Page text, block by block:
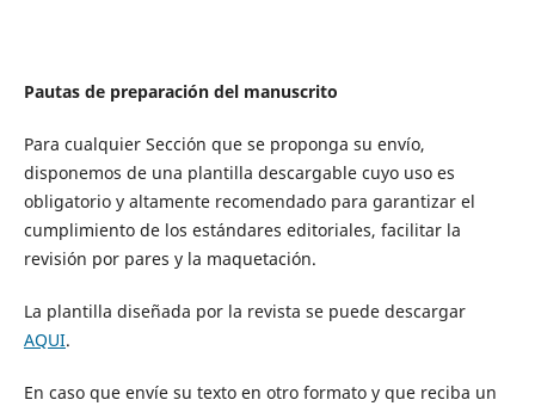
Pautas de preparación del manuscrito
Para cualquier Sección que se proponga su envío,
disponemos de una plantilla descargable cuyo uso es
obligatorio y altamente recomendado para garantizar el
cumplimiento de los estándares editoriales, facilitar la
revisión por pares y la maquetación.
La plantilla diseñada por la revista se puede descargar
AQUI.
En caso que envíe su texto en otro formato y que reciba un